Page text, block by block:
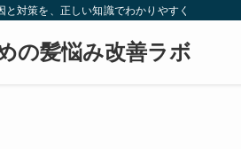
と対策を、正しい知識でわかりやすく
の髪悩み改善ラボ